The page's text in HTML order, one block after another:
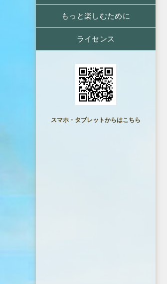
もっと楽しむために
ライセンス
スマホ・タブレットからはこちら